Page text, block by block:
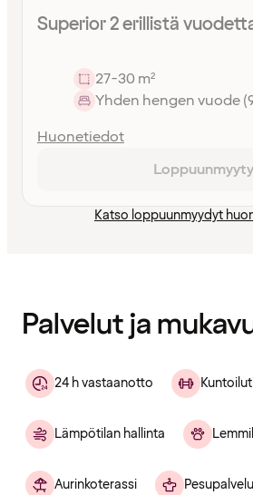
Superior 2 erillistä
27-30 m²
Yhden hengen vuode
Huonetiedot
Loppuunmyyty
Katso loppuunmyydyt
Palvelut ja
24 h vastaanotto
Lämpötilan hallinta
Aurinkoterassi Pesupalvelu